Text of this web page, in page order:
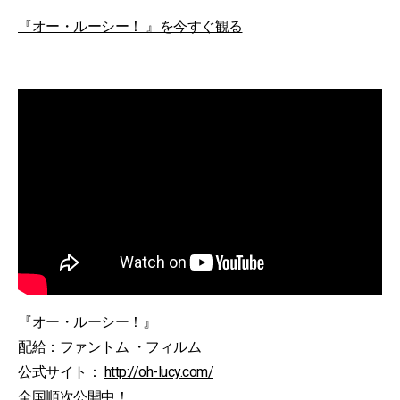
『オー・ルーシー！ 』を今すぐ観る
『オー・ルーシー！』
配給：ファントム ・フィルム
公式サイト： http://oh-lucy.com/